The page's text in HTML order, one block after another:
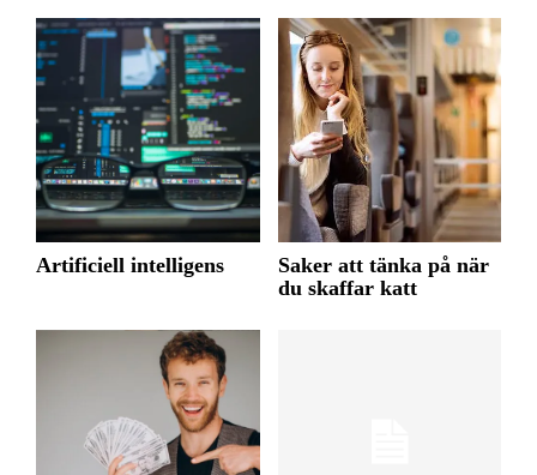
Artificiell intelligens
Saker att tänka på när
du skaffar katt